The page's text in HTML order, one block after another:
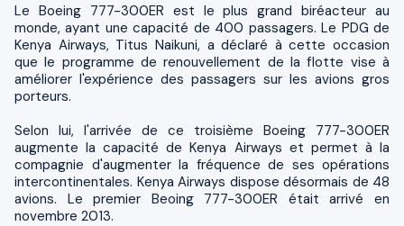
Le Boeing 777-300ER est le plus grand biréacteur au
monde, ayant une capacité de 400 passagers. Le PDG de
Kenya Airways, Titus Naikuni, a déclaré à cette occasion
que le programme de renouvellement de la flotte vise à
améliorer l'expérience des passagers sur les avions gros
porteurs.
Selon lui, l'arrivée de ce troisième Boeing 777-300ER
augmente la capacité de Kenya Airways et permet à la
compagnie d'augmenter la fréquence de ses opérations
intercontinentales. Kenya Airways dispose désormais de 48
avions. Le premier Beoing 777-300ER était arrivé en
novembre 2013.